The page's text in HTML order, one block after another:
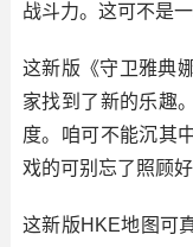
战斗力。这可不是
这新版《守卫雅典
家找到了新的乐趣
度。咱可不能沉其
戏的可别忘了照顾好
这新版HKE地图可